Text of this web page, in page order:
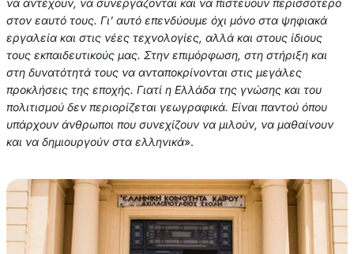
στον εαυτό τους. Γι’ αυτό επενδύουμε όχι μόνο στα ψηφιακά
εργαλεία και στις νέες τεχνολογίες, αλλά και στους ίδιους
τους εκπαιδευτικούς μας. Στην επιμόρφωση, στη στήριξη και
στη δυνατότητά τους να ανταποκρίνονται στις μεγάλες
προκλήσεις της εποχής. Γιατί η Ελλάδα της γνώσης και του
πολιτισμού δεν περιορίζεται γεωγραφικά. Είναι παντού όπου
υπάρχουν άνθρωποι που συνεχίζουν να μιλούν, να μαθαίνουν
και να δημιουργούν στα ελληνικά».